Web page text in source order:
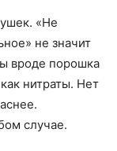
«Не
не значит
вроде порошка
нитраты. Нет
случае.